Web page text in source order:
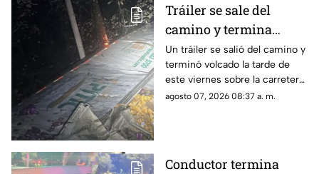
en el cruce del Bulevar
Industrial y el Libramiento
Oriente, en Uruapan.
Tráiler se sale del
camino y termina
volcado en la carretera
libre Pátzcuaro–
Uruapan
Un tráiler se salió del camino y
terminó volcado la tarde de
este viernes sobre la carretera
libre Pátzcuaro–Uruapan, a la
agosto 07, 2026 08:37 a. m.
Conductor termina